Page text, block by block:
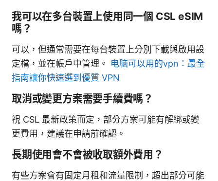
我可以在多台裝置上使用同一個 CSL eSIM
嗎？
可以，但通常需要在每台裝置上分別下載與啟用設
定檔，並在帳戶中管理。 电脑可以用的vpn：最全
指南讓你快速選到優質 VPN
取消或變更方案需要手續費嗎？
視 CSL 最新政策而定，部分方案可能有解綁或變
更費用，建議在申請前確認。
長期使用會不會被收取額外費用？
有些方案會有固定月租和流量限制，超出部分可能